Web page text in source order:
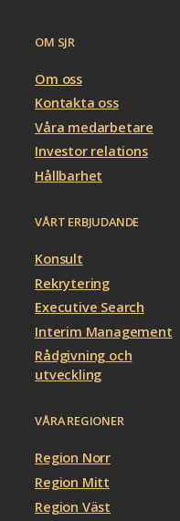
OM SJR
Om oss
Kontakta oss
Våra medarbetare
Investor relations
Hållbarhet
VÅRT ERBJUDANDE
Konsult
Rekrytering
Executive Search
Interim Management
Rådgivning och
utveckling
VÅRA REGIONER
Region Norr
Region Mitt
Region Väst